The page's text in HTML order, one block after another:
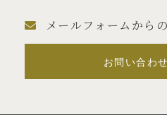
メールフォームから
お問い合わ